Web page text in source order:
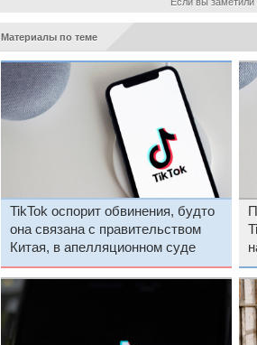
Материалы по теме
TikTok оспорит обвинения, будто
она связана с правительством
Китая, в апелляционном суде